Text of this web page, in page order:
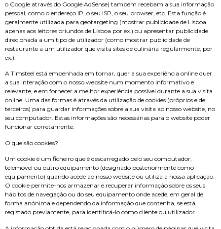
o Google através do Google AdSense) também recebam a sua informação
pessoal, como o endereço IP, o seu ISP, o seu browser, etc. Esta função é
geralmente utilizada para geotargeting (mostrar publicidade de Lisboa
apenas aos leitores oriundos de Lisboa por ex.) ou apresentar publicidade
direcionada a um tipo de utilizador (como mostrar publicidade de
restaurante a um utilizador que visita sites de culinária regularmente, por
ex.).
A Timsteel está empenhada em tornar, quer a sua experiência online quer
a sua interação com o nosso website num momento informativo e
relevante, e em fornecer a melhor experiência possível durante a sua visita
online. Uma das formas é através da utilização de cookies (próprios e de
terceiros) para guardar informações sobre a sua visita ao nosso website, no
seu computador. Estas informações são necessárias para o website poder
funcionar corretamente.
O que são cookies?
Um cookie é um ficheiro que é descarregado pelo seu computador,
telemóvel ou outro equipamento (designado posteriormente como
equipamento) quando acede ao nosso website ou utiliza a nossa aplicação.
O cookie permite-nos armazenar e recuperar informação sobre os seus
hábitos de navegação ou do seu equipamento onde acede, em geral de
forma anónima e dependendo da informação que contenha, se está
registado previamente, para identificá-lo como cliente ou utilizador.